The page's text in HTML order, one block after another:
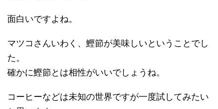
面白いですよね。
マツコさんいわく、鰹節が美味しいということでし
た。
確かに鰹節とは相性がいいでしょうね。
コーヒーなどは未知の世界ですが一度試してみたい